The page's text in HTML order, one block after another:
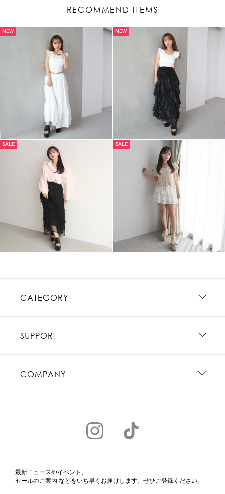
RECOMMEND ITEMS
NEW NEW
SALE SALE
CATEGORY
SUPPORT
COMPANY
最新ニュースやイベント、
セールのご案内 などをいち早くお届けします。ぜひご登録ください。